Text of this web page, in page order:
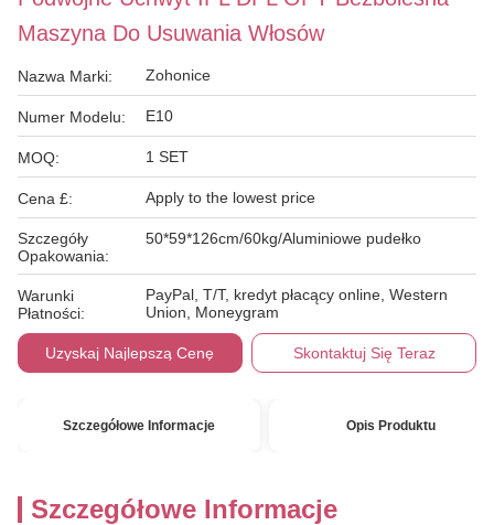
Maszyna Do Usuwania Włosów
Nazwa Marki: Zohonice
Numer Modelu: E10
MOQ: 1 SET
Cena £: Apply to the lowest price
Szczegóły
Opakowania:
50*59*126cm/60kg/Aluminiowe pudełko
Warunki
Płatności:
PayPal, T/T, kredyt płacący online, Western
Union, Moneygram
Uzyskaj Najlepszą Cenę Skontaktuj Się Teraz
Szczegółowe Informacje Opis Produktu
Szczegółowe Informacje